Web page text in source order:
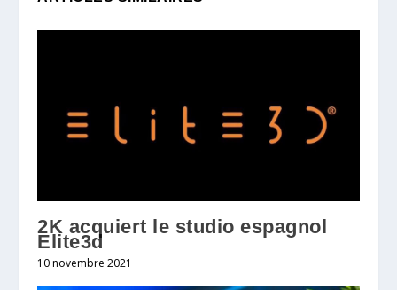
2K acquiert le studio espagnol
Elite3d
10 novembre 2021